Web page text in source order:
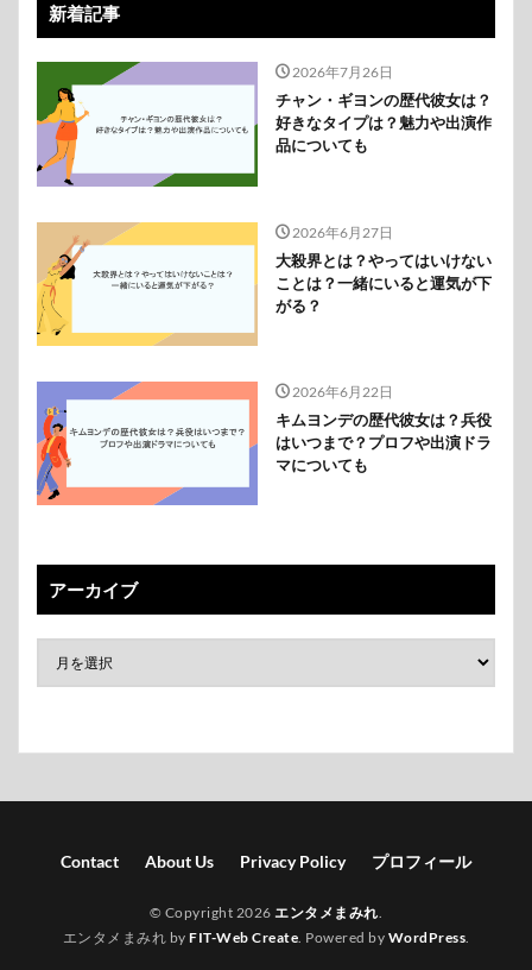
新着記事
2026年7月26日
チャン・ギヨンの歴代彼女は？
好きなタイプは？魅力や出演作
品についても
2026年6月27日
大殺界とは？やってはいけない
ことは？一緒にいると運気が下
がる？
2026年6月22日
キムヨンデの歴代彼女は？兵役
はいつまで？プロフや出演ドラ
マについても
アーカイブ
Contact About Us Privacy Policy プロフィール
© Copyright 2026 エンタメまみれ.
エンタメまみれ by FIT-Web Create. Powered by WordPress.